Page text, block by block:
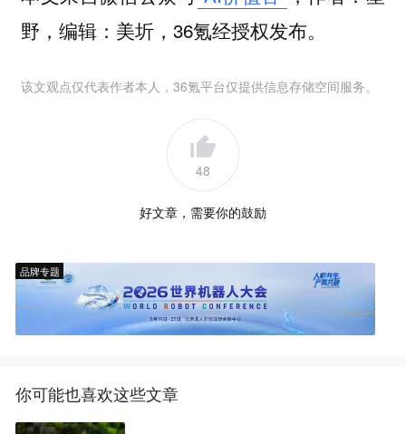
野，编辑：美圻，36氪经授权发布。
该文观点仅代表作者本人，36氪平台仅提供信息存储空间服务。
48
好文章，需要你的鼓励
品牌专题
你可能也喜欢这些文章